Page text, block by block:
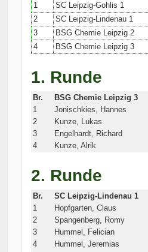
1
SC Leipzig-Gohlis 1
2
SC Leipzig-Lindenau 1
3
BSG Chemie Leipzig 2
4
BSG Chemie Leipzig 3
1. Runde
Br.
BSG Chemie Leipzig 3
1
Jonischkies, Hannes
2
Kunze, Lukas
3
Engelhardt, Richard
4
Kunze, Alrik
2. Runde
Br.
SC Leipzig-Lindenau 1
1
Hopfgarten, Claus
2
Spangenberg, Romy
3
Hummel, Felician
4
Hummel, Jeremias